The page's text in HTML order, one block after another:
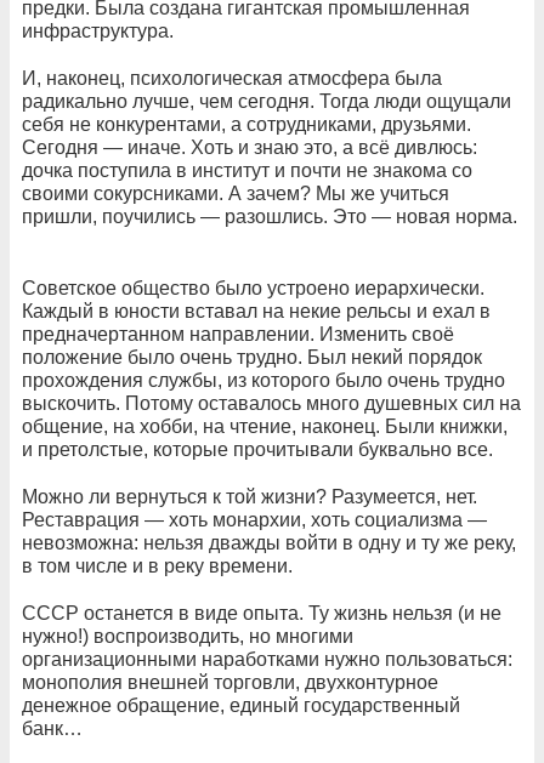
предки. Была создана гигантская промышленная
инфраструктура.
И, наконец, психологическая атмосфера была
радикально лучше, чем сегодня. Тогда люди ощущали
себя не конкурентами, а сотрудниками, друзьями.
Сегодня — иначе. Хоть и знаю это, а всё дивлюсь:
дочка поступила в институт и почти не знакома со
своими сокурсниками. А зачем? Мы же учиться
пришли, поучились — разошлись. Это — новая норма.
Советское общество было устроено иерархически.
Каждый в юности вставал на некие рельсы и ехал в
предначертанном направлении. Изменить своё
положение было очень трудно. Был некий порядок
прохождения службы, из которого было очень трудно
выскочить. Потому оставалось много душевных сил на
общение, на хобби, на чтение, наконец. Были книжки,
и претолстые, которые прочитывали буквально все.
Можно ли вернуться к той жизни? Разумеется, нет.
Реставрация — хоть монархии, хоть социализма —
невозможна: нельзя дважды войти в одну и ту же реку,
в том числе и в реку времени.
СССР останется в виде опыта. Ту жизнь нельзя (и не
нужно!) воспроизводить, но многими
организационными наработками нужно пользоваться:
монополия внешней торговли, двухконтурное
денежное обращение, единый государственный
банк…